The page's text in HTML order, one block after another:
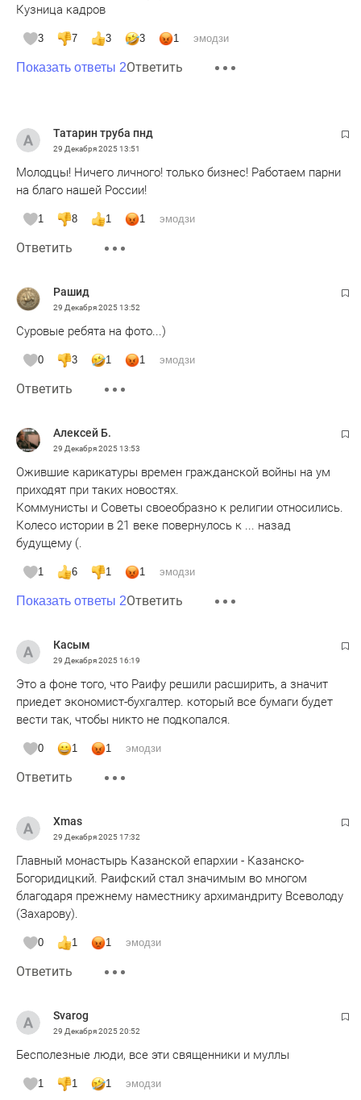
Кузница кадров
3 7 3 3 1 эмодзи
Показать ответы 2Ответить
Татарин труба пнд
29 Декабря 202513:51
Молодцы! Ничего личного! только бизнес! Работаем парни
на благо нашей России!
1 8 1 1 эмодзи
Ответить
Рашид
29 Декабря 202513:52
Суровые ребята на фото...)
0 3 1 1 эмодзи
Ответить
Aлексей Б.
29 Декабря 202513:53
Ожившие карикатуры времен гражданской войны на ум
приходят при таких новостях.
Коммунисты и Советы своеобразно к религии относились.
Колесо истории в 21 веке повернулось к ... назад
будущему (.
1 6 1 1 эмодзи
Показать ответы 2Ответить
Касым
29 Декабря 202516:19
Это а фоне того, что Раифу решили расширить, а значит
приедет экономист-бухгалтер. который все бумаги будет
вести так, чтобы никто не подкопался.
0 1 1 эмодзи
Ответить
Xmas
29 Декабря 202517:32
Главный монастырь Казанской епархии - Казанско-
Богоридицкий. Раифский стал значимым во многом
благодаря прежнему наместнику архимандриту Всеволоду
(Захарову).
0 1 1 эмодзи
Ответить
Svarog
29 Декабря 202520:52
Бесполезные люди, все эти священники и муллы
1 1 1 эмодзи